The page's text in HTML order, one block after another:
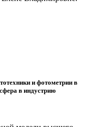
и фотометрии в
в индустрию